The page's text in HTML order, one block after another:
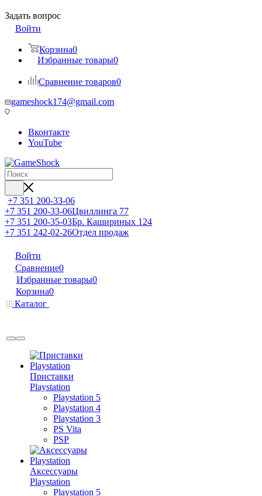
Задать вопрос
Войти
Корзина0
Избранные товары0
Сравнение товаров0
gameshock174@gmail.com
Вконтакте
YouTube
+7 351 200-33-06
+7 351 200-33-06Цвиллинга 77
+7 351 200-35-03Бр. Кашириных 124
+7 351 242-02-26Отдел продаж
Войти
Сравнение0
Избранные товары0
Корзина0
Каталог
Приставки
Playstation
Playstation 5
Playstation 4
Playstation 3
PS Vita
PSP
Аксессуары
Playstation
Playstation 5